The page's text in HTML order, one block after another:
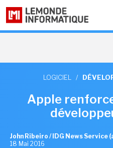
LOGICIEL /
Apple
John Ribeiro / IDG News Service
18 Mai 2016